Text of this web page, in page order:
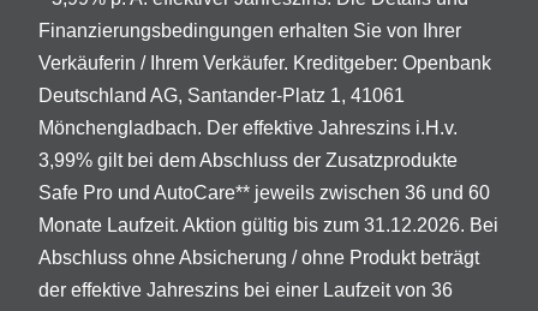
Finanzierungsbedingungen erhalten Sie von Ihrer
Verkäuferin / Ihrem Verkäufer. Kreditgeber: Openbank
Deutschland AG, Santander-Platz 1, 41061
Mönchengladbach. Der effektive Jahreszins i.H.v.
3,99% gilt bei dem Abschluss der Zusatzprodukte
Safe Pro und AutoCare** jeweils zwischen 36 und 60
Monate Laufzeit. Aktion gültig bis zum 31.12.2026. Bei
Abschluss ohne Absicherung / ohne Produkt beträgt
der effektive Jahreszins bei einer Laufzeit von 36